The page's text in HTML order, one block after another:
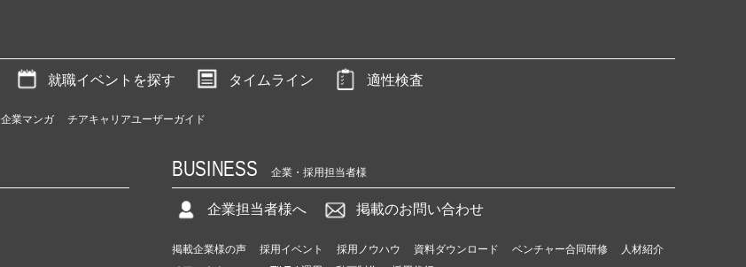
就職イベントを探す タイムライン 適性検査
企業マンガ チアキャリアユーザーガイド
BUSINESS 企業・採用担当者様
企業担当者様へ 掲載のお問い合わせ
掲載企業様の声 採用イベント 採用ノウハウ 資料ダウンロード ベンチャー合同研修
人材紹介